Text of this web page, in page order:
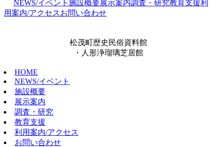
NEWS/イベント 施設概要展示案内調査・研究教育支援利
用案内/アクセスお問い合わせ
松茂町歴史民俗資料館
・人形浄瑠璃芝居館
HOME
NEWS/イベント
施設概要
展示案内
調査・研究
教育支援
利用案内/アクセス
お問い合わせ